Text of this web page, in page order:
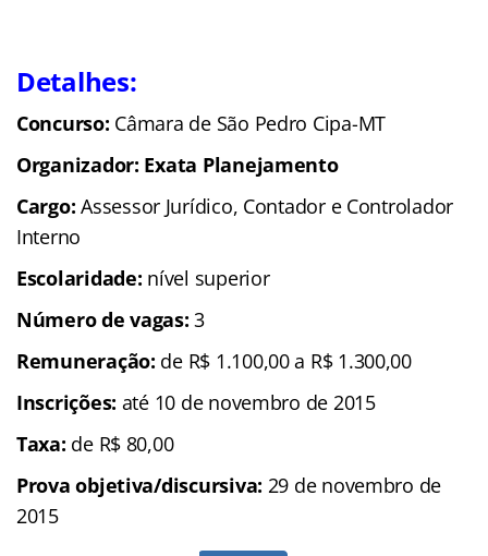
Detalhes:
Concurso: Câmara de São Pedro Cipa-MT
Organizador: Exata Planejamento
Cargo: Assessor Jurídico, Contador e Controlador
Interno
Escolaridade: nível superior
Número de vagas: 3
Remuneração: de R$ 1.100,00 a R$ 1.300,00
Inscrições: até 10 de novembro de 2015
Taxa: de R$ 80,00
Prova objetiva/discursiva: 29 de novembro de
2015